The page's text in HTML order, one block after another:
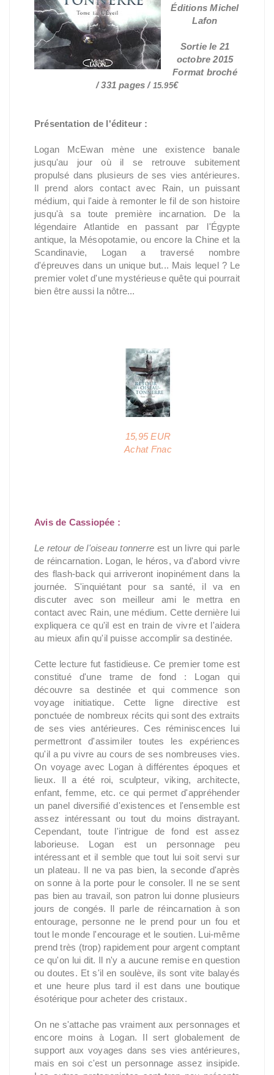
Éditions Michel
Lafon
Sortie le 21
octobre 2015
Format broché
/ 331 pages / 15.95€
Présentation de l'éditeur :
Logan McEwan mène une existence banale
jusqu'au jour où il se retrouve subitement
propulsé dans plusieurs de ses vies antérieures.
Il prend alors contact avec Rain, un puissant
médium, qui l'aide à remonter le fil de son histoire
jusqu'à sa toute première incarnation. De la
légendaire Atlantide en passant par l'Égypte
antique, la Mésopotamie, ou encore la Chine et la
Scandinavie, Logan a traversé nombre
d'épreuves dans un unique but... Mais lequel ? Le
premier volet d'une mystérieuse quête qui pourrait
bien être aussi la nôtre...
15,95 EUR
Achat Fnac
Avis de Cassiopée :
Le retour de l'oiseau tonnerre est un livre qui parle
de réincarnation. Logan, le héros, va d'abord vivre
des flash-back qui arriveront inopinément dans la
journée. S'inquiétant pour sa santé, il va en
discuter avec son meilleur ami le mettra en
contact avec Rain, une médium. Cette dernière lui
expliquera ce qu'il est en train de vivre et l'aidera
au mieux afin qu'il puisse accomplir sa destinée.
Cette lecture fut fastidieuse. Ce premier tome est
constitué d'une trame de fond : Logan qui
découvre sa destinée et qui commence son
voyage initiatique. Cette ligne directive est
ponctuée de nombreux récits qui sont des extraits
de ses vies antérieures. Ces réminiscences lui
permettront d'assimiler toutes les expériences
qu'il a pu vivre au cours de ses nombreuses vies.
On voyage avec Logan à différentes époques et
lieux. Il a été roi, sculpteur, viking, architecte,
enfant, femme, etc. ce qui permet d'appréhender
un panel diversifié d'existences et l'ensemble est
assez intéressant ou tout du moins distrayant.
Cependant, toute l'intrigue de fond est assez
laborieuse. Logan est un personnage peu
intéressant et il semble que tout lui soit servi sur
un plateau. Il ne va pas bien, la seconde d'après
on sonne à la porte pour le consoler. Il ne se sent
pas bien au travail, son patron lui donne plusieurs
jours de congés. Il parle de réincarnation à son
entourage, personne ne le prend pour un fou et
tout le monde l'encourage et le soutien. Lui-même
prend très (trop) rapidement pour argent comptant
ce qu'on lui dit. Il n'y a aucune remise en question
ou doutes. Et s'il en soulève, ils sont vite balayés
et une heure plus tard il est dans une boutique
ésotérique pour acheter des cristaux.
On ne s'attache pas vraiment aux personnages et
encore moins à Logan. Il sert globalement de
support aux voyages dans ses vies antérieures,
mais en soi c'est un personnage assez insipide.